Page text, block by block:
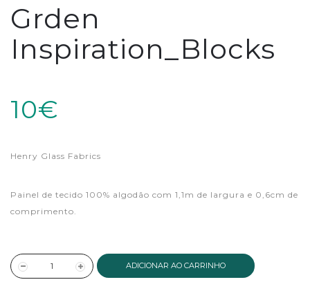
Grden
Inspiration_Blocks
10€
Henry Glass Fabrics
Painel de tecido 100% algodão com 1,1m de largura e 0,6cm de
comprimento.
ADICIONAR AO CARRINHO